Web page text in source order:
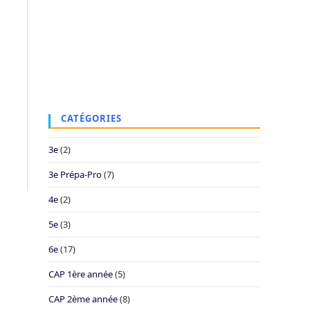
CATÉGORIES
3e(2)
3e Prépa-Pro(7)
4e(2)
5e(3)
6e(17)
CAP 1ère année(5)
CAP 2ème année(8)